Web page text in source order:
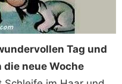
Tag und
neue Woche